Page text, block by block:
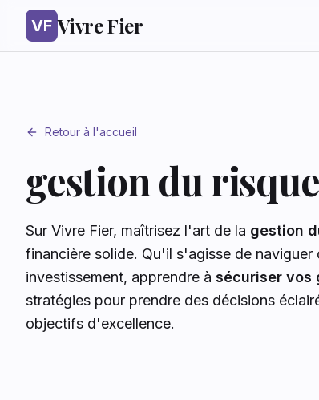
VF Vivre Fier
Retour à l'accueil
gestion du risque
Sur Vivre Fier, maîtrisez l'art de la gestion
financière solide. Qu'il s'agisse de naviguer
investissement, apprendre à sécuriser vos
stratégies pour prendre des décisions
objectifs d'excellence.